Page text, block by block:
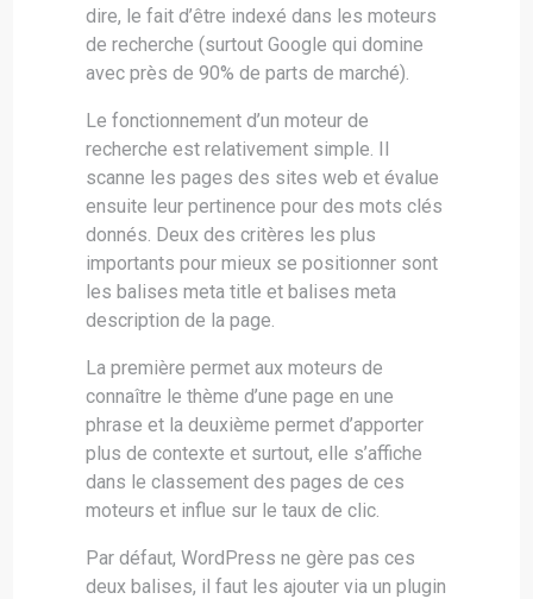
dire, le fait d’être indexé dans les moteurs
de recherche (surtout Google qui domine
avec près de 90% de parts de marché).
Le fonctionnement d’un moteur de
recherche est relativement simple. Il
scanne les pages des sites web et évalue
ensuite leur pertinence pour des mots clés
donnés. Deux des critères les plus
importants pour mieux se positionner sont
les balises meta title et balises meta
description de la page.
La première permet aux moteurs de
connaître le thème d’une page en une
phrase et la deuxième permet d’apporter
plus de contexte et surtout, elle s’affiche
dans le classement des pages de ces
moteurs et influe sur le taux de clic.
Par défaut, WordPress ne gère pas ces
deux balises, il faut les ajouter via un plugin